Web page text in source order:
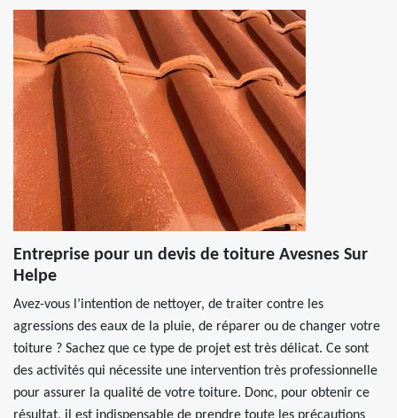
Entreprise pour un devis de toiture Avesnes Sur
Helpe
Avez-vous l’intention de nettoyer, de traiter contre les
agressions des eaux de la pluie, de réparer ou de changer votre
toiture ? Sachez que ce type de projet est très délicat. Ce sont
des activités qui nécessite une intervention très professionnelle
pour assurer la qualité de votre toiture. Donc, pour obtenir ce